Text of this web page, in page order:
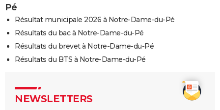
Pé
Résultat municipale 2026 à Notre-Dame-du-Pé
Résultats du bac à Notre-Dame-du-Pé
Résultats du brevet à Notre-Dame-du-Pé
Résultats du BTS à Notre-Dame-du-Pé
NEWSLETTERS